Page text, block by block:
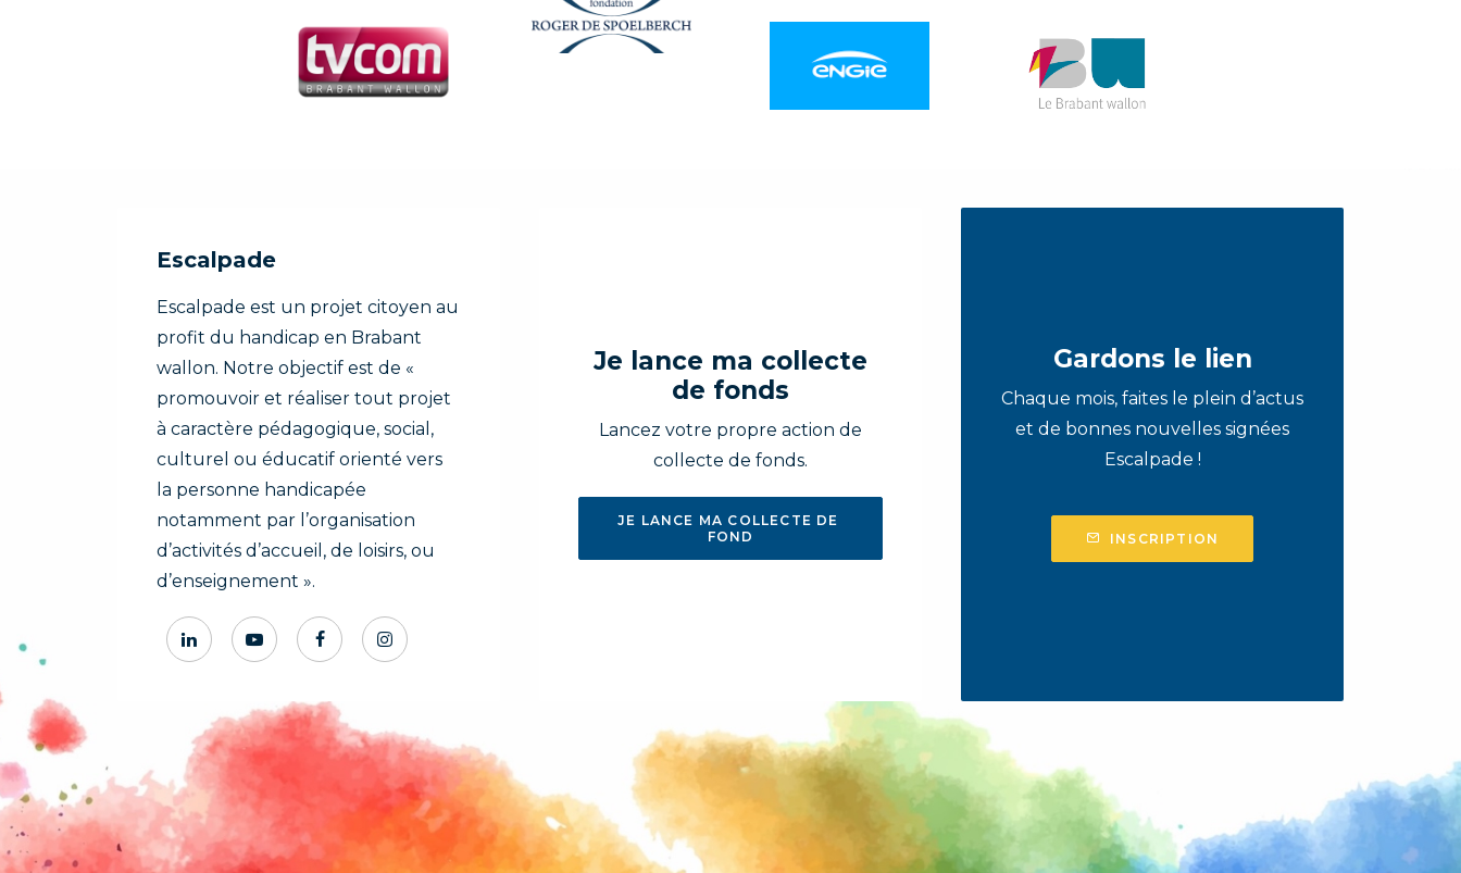
Escalpade
Escalpade est un projet citoyen au
profit du handicap en Brabant
wallon. Notre objectif est de «
promouvoir et réaliser tout projet
à caractère pédagogique, social,
culturel ou éducatif orienté vers
la personne handicapée
notamment par l’organisation
d’activités d’accueil, de loisirs, ou
d’enseignement ».
Je lance ma collecte
de fonds
Lancez votre propre action de
collecte de fonds.
JE LANCE MA COLLECTE DE
FOND
Gardons le lien
Chaque mois, faites le plein d’actus
et de bonnes nouvelles signées
Escalpade !
INSCRIPTION